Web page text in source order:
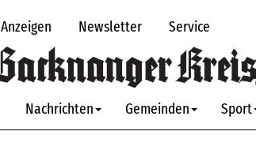
Anzeigen Newsletter Service
Nachrichten Gemeinden Sport